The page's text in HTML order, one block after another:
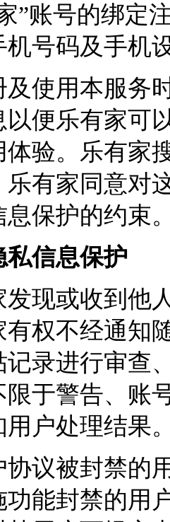
”账号的绑定
机号码及手机
及使用本服务
以便乐有家可
体验。乐有家
乐有家同意对
息保护的约束
私信息保护
发现或收到他
有权不经通知
记录进行审查
限于警告、账
用户处理结果
协议被封禁的
功能封禁的用